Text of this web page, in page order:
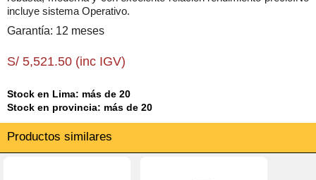
incluye sistema Operativo.
Garantía: 12 meses
S/ 5,521.50 (inc IGV)
Stock en Lima: más de 20
Stock en provincia: más de 20
Productos similares